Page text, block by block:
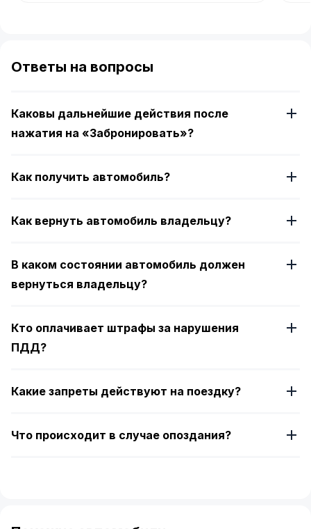
of
4
Ответы на вопросы
Каковы дальнейшие действия после
нажатия на «Забронировать»?
Как получить автомобиль?
Как вернуть автомобиль владельцу?
В каком состоянии автомобиль должен
вернуться владельцу?
Кто оплачивает штрафы за нарушения
ПДД?
Какие запреты действуют на поездку?
Что происходит в случае опоздания?